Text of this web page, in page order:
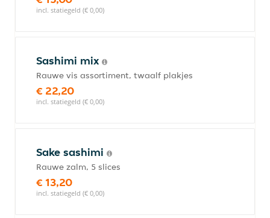
incl. statiegeld (€ 0,00)
Sashimi mix
Rauwe vis assortiment, twaalf plakjes
€ 22,20
incl. statiegeld (€ 0,00)
Sake sashimi
Rauwe zalm, 5 slices
€ 13,20
incl. statiegeld (€ 0,00)